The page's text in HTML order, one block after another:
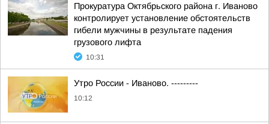
Прокуратура Октябрьского района г. Иваново
контролирует установление обстоятельств
гибели мужчины в результате падения
грузового лифта
10:31
Утро России - Иваново. ---------
10:12